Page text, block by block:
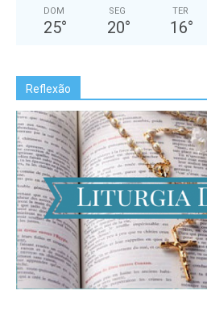
DOM
25°
SEG
20°
TER
16°
Reflexão